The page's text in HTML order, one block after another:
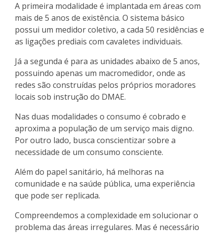
A primeira modalidade é implantada em áreas com
mais de 5 anos de existência. O sistema básico
possui um medidor coletivo, a cada 50 residências e
as ligações prediais com cavaletes individuais.
Já a segunda é para as unidades abaixo de 5 anos,
possuindo apenas um macromedidor, onde as
redes são construídas pelos próprios moradores
locais sob instrução do DMAE.
Nas duas modalidades o consumo é cobrado e
aproxima a população de um serviço mais digno.
Por outro lado, busca conscientizar sobre a
necessidade de um consumo consciente.
Além do papel sanitário, há melhoras na
comunidade e na saúde pública, uma experiência
que pode ser replicada.
Compreendemos a complexidade em solucionar o
problema das áreas irregulares. Mas é necessário